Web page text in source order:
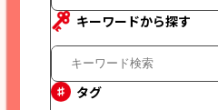
キーワードから探す
タグ